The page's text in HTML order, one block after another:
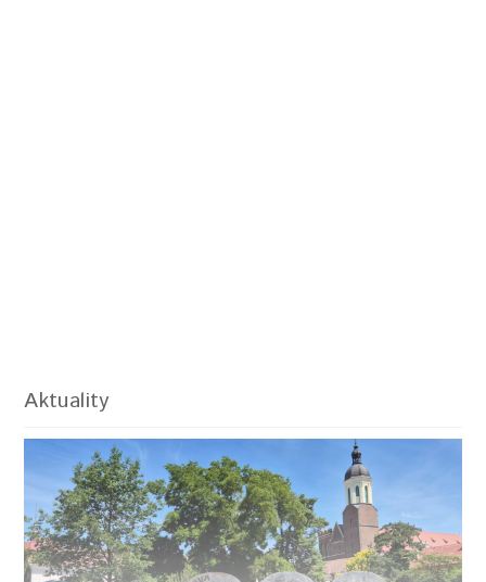
Aktuality